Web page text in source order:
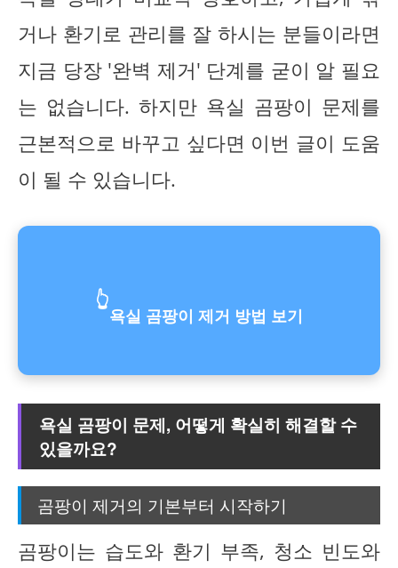
거나 환기로 관리를 잘 하시는 분들이라면
지금 당장 '완벽 제거' 단계를 굳이 알 필요
는 없습니다. 하지만 욕실 곰팡이 문제를
근본적으로 바꾸고 싶다면 이번 글이 도움
이 될 수 있습니다.
👆
욕실 곰팡이 제거 방법 보기
욕실 곰팡이 문제, 어떻게 확실히 해결할 수
있을까요?
곰팡이 제거의 기본부터 시작하기
곰팡이는 습도와 환기 부족, 청소 빈도와